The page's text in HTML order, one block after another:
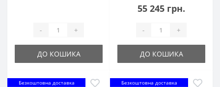
- +
ДО КОШИКА
55 245 грн.
- +
ДО КОШИКА
Безкоштовна доставка
Безкоштовна доставка